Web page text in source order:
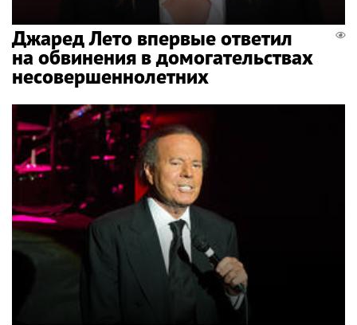
Джаред Лето впервые ответил
на обвинения в домогательствах
несовершеннолетних